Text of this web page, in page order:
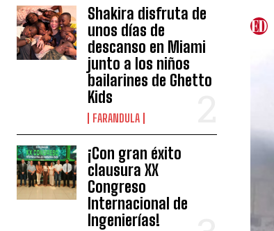
Shakira disfruta de
unos días de
descanso en Miami
junto a los niños
bailarines de Ghetto
Kids
FARANDULA
¡Con gran éxito
clausura XX
Congreso
Internacional de
Ingenierías!